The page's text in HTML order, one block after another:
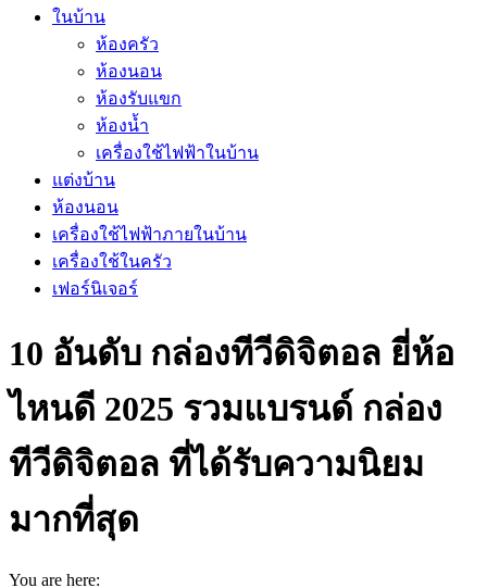
ในบ้าน
ห้องครัว
ห้องนอน
ห้องรับแขก
ห้องน้ำ
เครื่องใช้ไฟฟ้าในบ้าน
แต่งบ้าน
ห้องนอน
เครื่องใช้ไฟฟ้าภายในบ้าน
เครื่องใช้ในครัว
เฟอร์นิเจอร์
10 อันดับ กล่องทีวีดิจิตอล ยี่ห้อ
ไหนดี 2025 รวมแบรนด์ กล่อง
ทีวีดิจิตอล ที่ได้รับความนิยม
มากที่สุด
You are here: